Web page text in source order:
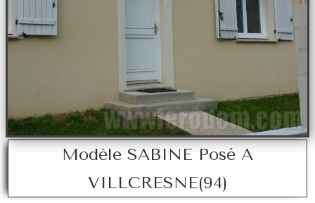
DEMANDE DE DEVIS
nos réalisation des marquises
réalisez vous même votre marquise
enseigne à l'ancienne
réalisations diverses
mode d'emploi de la pose d'une marquise
Modèle SABINE Posé A
VILLCRESNE(94)